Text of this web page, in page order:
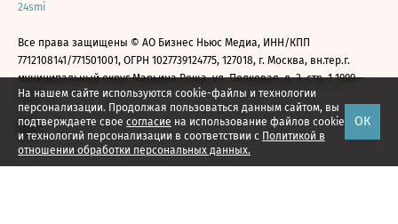
На нашем сайте используются cookie-файлы и технологии
персонализации. Продолжая пользоваться данным сайтом, вы
подтверждаете свое согласие на использование файлов cookie
и технологий персонализации в соответствии с Политикой в
отношении обработки персональных данных.
ОК
24smi
Все права защищены © АО Бизнес Ньюс Медиа, ИНН/КПП
7712108141/771501001, ОГРН 1027739124775, 127018, г. Москва, вн.тер.г.
муниципальный округ Марьина Роща, ул. Полковая, д. 3, стр. 1 1999—
2026